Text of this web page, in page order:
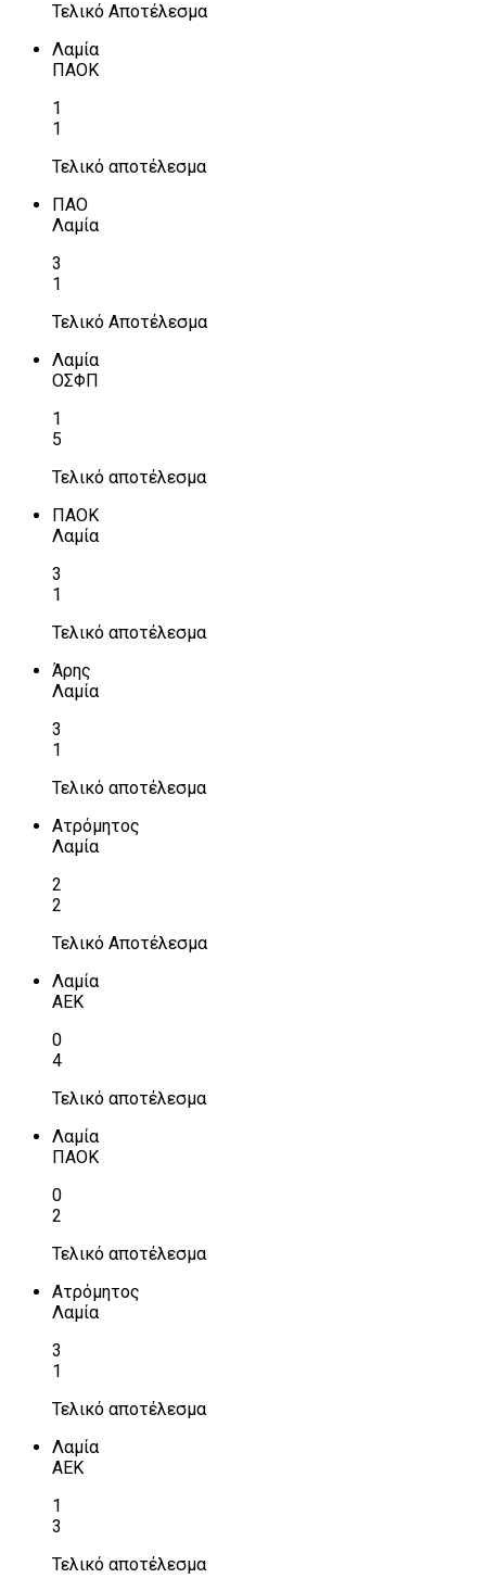
Τελικό Αποτέλεσμα
Λαμία
ΠΑΟΚ
1
1
Τελικό αποτέλεσμα
ΠΑΟ
Λαμία
3
1
Τελικό Αποτέλεσμα
Λαμία
ΟΣΦΠ
1
5
Τελικό αποτέλεσμα
ΠΑΟΚ
Λαμία
3
1
Τελικό αποτέλεσμα
Άρης
Λαμία
3
1
Τελικό αποτέλεσμα
Ατρόμητος
Λαμία
2
2
Τελικό Αποτέλεσμα
Λαμία
ΑΕΚ
0
4
Τελικό αποτέλεσμα
Λαμία
ΠΑΟΚ
0
2
Τελικό αποτέλεσμα
Ατρόμητος
Λαμία
3
1
Τελικό αποτέλεσμα
Λαμία
ΑΕΚ
1
3
Τελικό αποτέλεσμα